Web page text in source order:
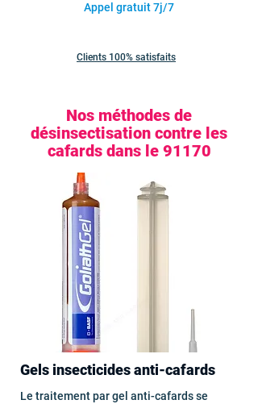
Appel gratuit 7j/7
Clients 100% satisfaits
Nos méthodes de
désinsectisation contre les
cafards dans le 91170
Gels insecticides anti-cafards
Le traitement par gel anti-cafards se